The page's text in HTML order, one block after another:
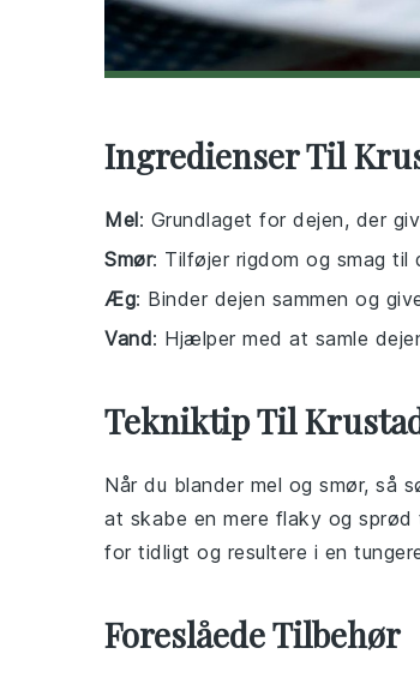
Ingredienser Til
Mel: Grundlaget for dejen, der
Smør: Tilføjer rigdom og smag
Æg: Binder dejen sammen og
Vand: Hjælper med at samle
Tekniktip Til
Når du blander mel og smør, så
at skabe en mere flaky og sprød
for tidligt og resultere i en
Foreslåede Tilbehør